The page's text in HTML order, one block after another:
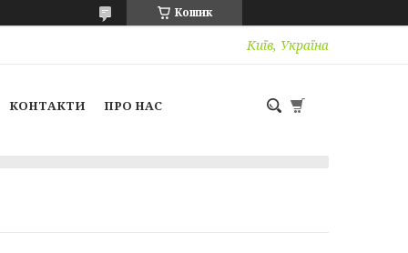
Кошик
Київ, Україна
КОНТАКТИ ПРО НАС